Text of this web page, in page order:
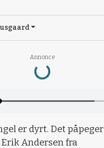
Annonce
Loading...
er dyrt. Det påpeger
Andersen fra